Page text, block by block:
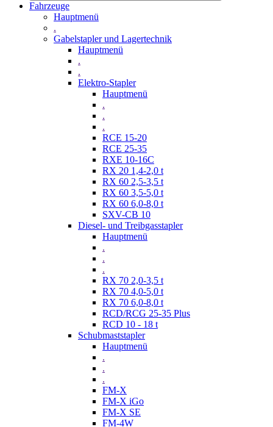
Fahrzeuge
Hauptmenü
.
Gabelstapler und Lagertechnik
Hauptmenü
.
.
Elektro-Stapler
Hauptmenü
.
.
.
RCE 15-20
RCE 25-35
RXE 10-16C
RX 20 1,4-2,0 t
RX 60 2,5-3,5 t
RX 60 3,5-5,0 t
RX 60 6,0-8,0 t
SXV-CB 10
Diesel- und Treibgasstapler
Hauptmenü
.
.
.
RX 70 2,0-3,5 t
RX 70 4,0-5,0 t
RX 70 6,0-8,0 t
RCD/RCG 25-35 Plus
RCD 10 - 18 t
Schubmaststapler
Hauptmenü
.
.
.
FM-X
FM-X iGo
FM-X SE
FM-4W